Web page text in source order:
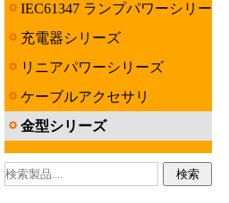
IEC61347 ランプパワーシリー
ズ充電器シリーズ
リニアパワーシリーズ
ケーブルアクセサリ
金型シリーズ